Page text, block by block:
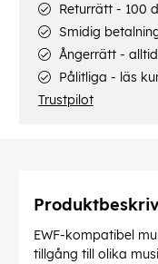
Returrätt - 100
Smidig
Ångerrätt -
Pålitliga - läs
Trustpilot
EWF-kompatibel
tillgång till olika